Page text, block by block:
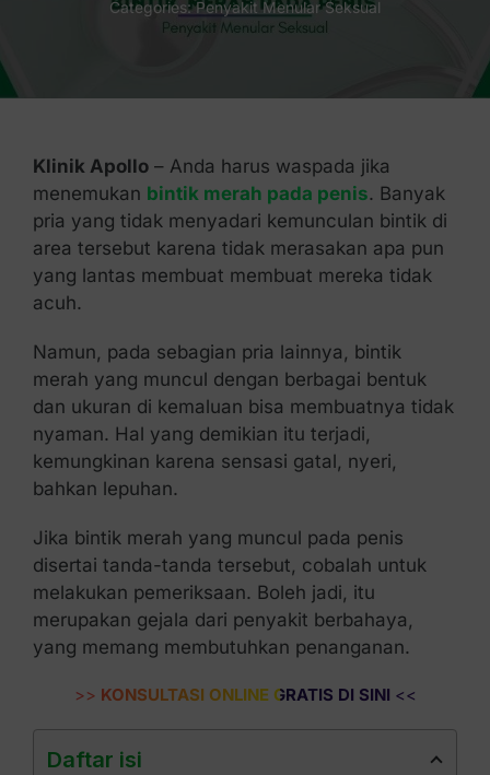
Kontak Kami
Categories:Penyakit Menular Seksual
Klinik Apollo– Anda harus waspada jika
menemukan bintik merah pada penis. Banyak
pria yang tidak menyadari kemunculan bintik di
area tersebut karena tidak merasakan apa pun
yang lantas membuat membuat mereka tidak
acuh.
Namun, pada sebagian pria lainnya, bintik
merah yang muncul dengan berbagai bentuk
dan ukuran di kemaluan bisa membuatnya tidak
nyaman. Hal yang demikian itu terjadi,
kemungkinan karena sensasi gatal, nyeri,
bahkan lepuhan.
Jika bintik merah yang muncul pada penis
disertai tanda-tanda tersebut, cobalah untuk
melakukan pemeriksaan. Boleh jadi, itu
merupakan gejala dari penyakit berbahaya,
yang memang membutuhkan penanganan.
>> KONSULTASI ONLINE GRATIS DI SINI <<
Daftar isi